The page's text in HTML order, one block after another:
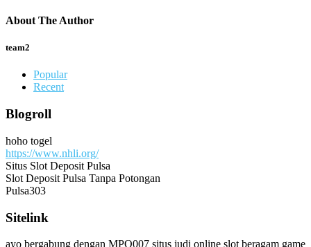
About The Author
team2
Popular
Recent
Blogroll
hoho togel
https://www.nhli.org/
Situs Slot Deposit Pulsa
Slot Deposit Pulsa Tanpa Potongan
Pulsa303
Sitelink
ayo bergabung dengan MPO007 situs judi online slot beragam game